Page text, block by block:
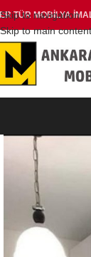
Skip to navigation
Skip to main content
TÜR MOBİLYA